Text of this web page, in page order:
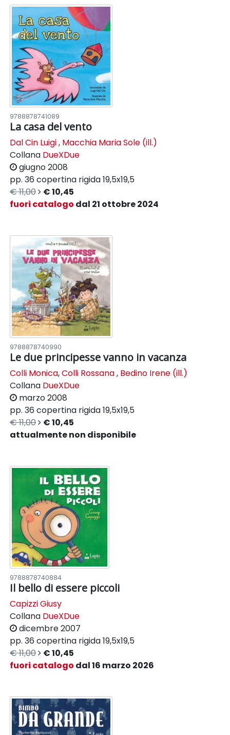
9788878741089
La casa del vento
Dal Cin Luigi, Macchia Maria Sole (ill.)
Collana DueXDue
giugno 2008
pp. 36 copertina rigida19,5x19,5
€ 11,00
€ 10,45
fuori catalogo dal 21 ottobre 2024
9788878740990
Le due principesse vanno in vacanza
Colli Monica,Colli Rossana, Bedino Irene (ill.)
Collana DueXDue
marzo 2008
pp. 36 copertina rigida19,5x19,5
€ 11,00
€ 10,45
attualmente non disponibile
9788878740884
Il bello di essere piccoli
Capizzi Giusy
Collana DueXDue
dicembre 2007
pp. 36 copertina rigida19,5x19,5
€ 11,00
€ 10,45
fuori catalogo dal 16 marzo 2026